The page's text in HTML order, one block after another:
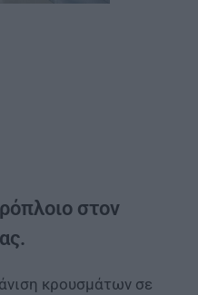
στον
κρουσμάτων σε